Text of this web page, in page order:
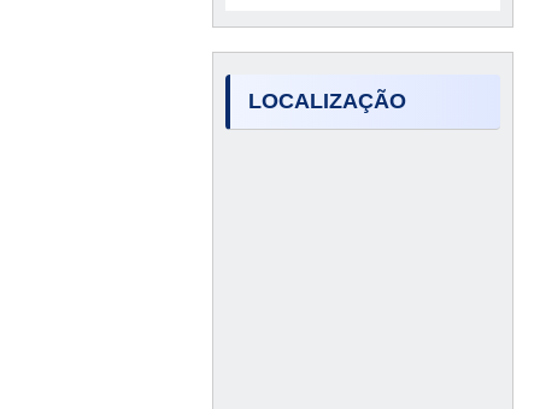
LOCALIZAÇÃO